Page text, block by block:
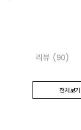
리뷰 (90)
전체보기